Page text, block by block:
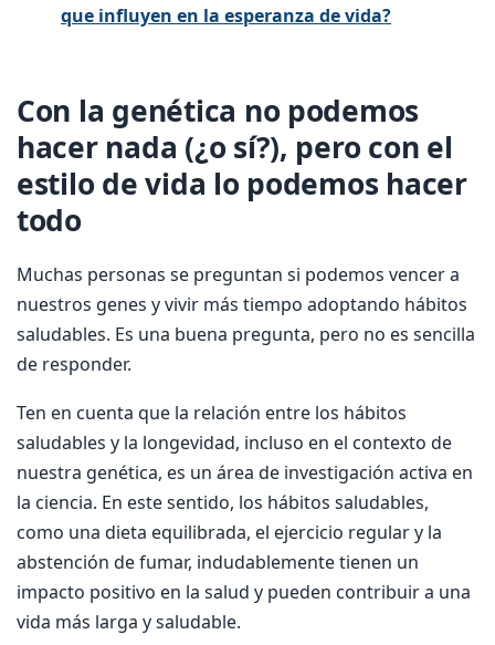
que influyen en la esperanza de vida?
Con la genética no podemos
hacer nada (¿o sí?), pero con el
estilo de vida lo podemos hacer
todo
Muchas personas se preguntan si podemos vencer a
nuestros genes y vivir más tiempo adoptando hábitos
saludables. Es una buena pregunta, pero no es sencilla
de responder.
Ten en cuenta que la relación entre los hábitos
saludables y la longevidad, incluso en el contexto de
nuestra genética, es un área de investigación activa en
la ciencia. En este sentido, los hábitos saludables,
como una dieta equilibrada, el ejercicio regular y la
abstención de fumar, indudablemente tienen un
impacto positivo en la salud y pueden contribuir a una
vida más larga y saludable.